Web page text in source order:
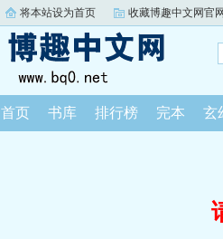
将本站设为首页 收藏博趣中文网官网
首页 书库 排行榜 完本 玄